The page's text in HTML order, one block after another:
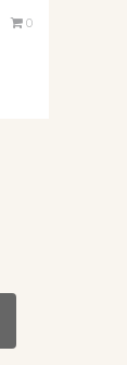
0